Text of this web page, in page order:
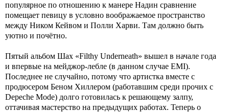
популярное по отношению к манере Надин сравнение
помещает певицу в условно воображаемое пространство
между Ником Кейвом и Полли Харви. Там должно быть
уютно и почётно.
Пятый альбом Шах «Filthy Underneath» вышел в начале года
и впервые на мейджор-лебле (в данном случае EMI).
Последнее не случайно, потому что артистка вместе с
продюсером Беном Хиллером (работавшим среди прочих с
Depeche Mode) долго готовилась к решающему залпу,
оттачивая мастерство на предыдущих работах. Теперь о